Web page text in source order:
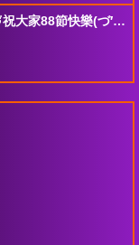
【Artale楓之谷】清涼夏日慶典開牢🍧祝大家88節快樂(づ′▽`)づ